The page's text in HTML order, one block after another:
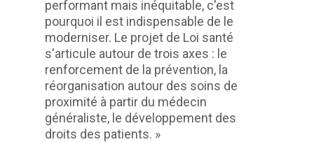
performant mais inéquitable, c'est
pourquoi il est indispensable de le
moderniser. Le projet de Loi santé
s'articule autour de trois axes : le
renforcement de la prévention, la
réorganisation autour des soins de
proximité à partir du médecin
généraliste, le développement des
droits des patients. »